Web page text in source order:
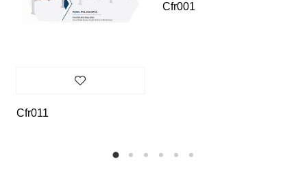
Cfr011
Cfr001